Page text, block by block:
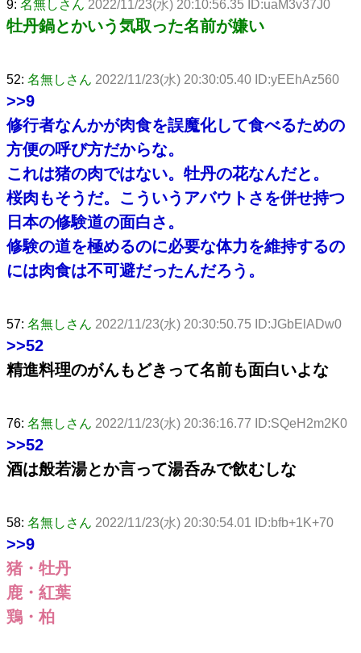
9: 名無しさん 2022/11/23(水) 20:10:56.35 ID:uaM3v37J0
牡丹鍋とかいう気取った名前が嫌い
52: 名無しさん 2022/11/23(水) 20:30:05.40 ID:yEEhAz560
>>9
修行者なんかが肉食を誤魔化して食べるための
方便の呼び方だからな。
これは猪の肉ではない。牡丹の花なんだと。
桜肉もそうだ。こういうアバウトさを併せ持つ
日本の修験道の面白さ。
修験の道を極めるのに必要な体力を維持するの
には肉食は不可避だったんだろう。
57: 名無しさん 2022/11/23(水) 20:30:50.75 ID:JGbElADw0
>>52
精進料理のがんもどきって名前も面白いよな
76: 名無しさん 2022/11/23(水) 20:36:16.77 ID:SQeH2m2K0
>>52
酒は般若湯とか言って湯呑みで飲むしな
58: 名無しさん 2022/11/23(水) 20:30:54.01 ID:bfb+1K+70
>>9
猪・牡丹
鹿・紅葉
鶏・柏